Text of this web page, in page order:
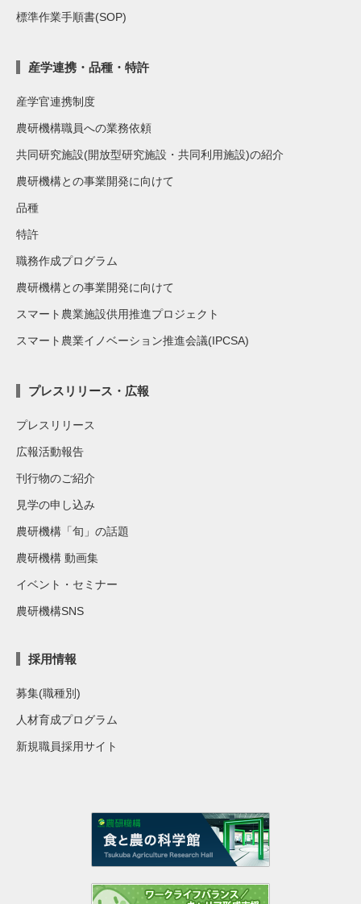
標準作業手順書(SOP)
産学連携・品種・特許
産学官連携制度
農研機構職員への業務依頼
共同研究施設(開放型研究施設・共同利用施設)の紹介
農研機構との事業開発に向けて
品種
特許
職務作成プログラム
農研機構との事業開発に向けて
スマート農業施設供用推進プロジェクト
スマート農業イノベーション推進会議(IPCSA)
プレスリリース・広報
プレスリリース
広報活動報告
刊行物のご紹介
見学の申し込み
農研機構「旬」の話題
農研機構 動画集
イベント・セミナー
農研機構SNS
採用情報
募集(職種別)
人材育成プログラム
新規職員採用サイト